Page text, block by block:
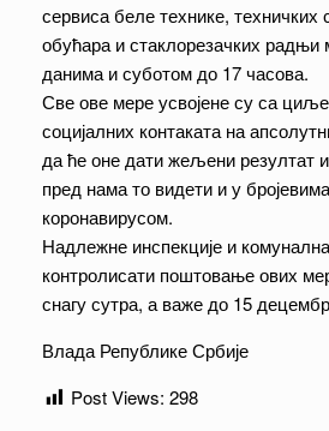
сервиса беле технике, техничких
обућара и стаклорезачких радњи
данима и суботом до 17 часова.
Све ове мере усвојене су са
социјалних контаката на
да ће оне дати жељени резултат
пред нама то видети и у
коронавирусом.
Надлежне инспекције и
контролисати поштовање ових
снагу сутра, а важе до 15
Влада Републике Србије
Post Views: 298